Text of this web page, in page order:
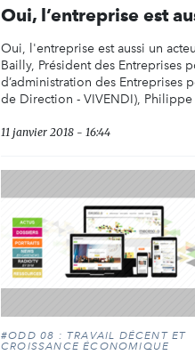
Oui, l’entreprise est
Oui, l'entreprise est aussi un
Bailly, Président des Entreprises
d’administration des Entreprises
de Direction - VIVENDI),
11 janvier 2018 - 16:44
#ODD 08 : TRAVAIL DÉCENT ET
CROISSANCE ÉCONOMIQUE